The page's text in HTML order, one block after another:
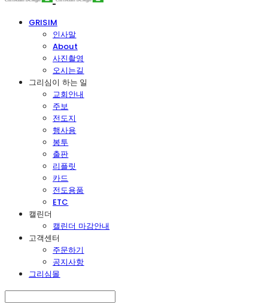
GRISIM
인사말
About
사진촬영
오시는길
그리심이 하는 일
교회안내
주보
전도지
행사용
봉투
출판
리플릿
카드
전도용품
ETC
캘린더
캘린더 마감안내
고객센터
주문하기
공지사항
그리심몰